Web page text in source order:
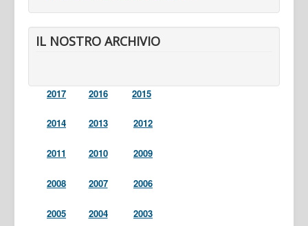
IL NOSTRO ARCHIVIO
2017 2016 2015
2014 2013 2012
2011 2010 2009
2008 2007 2006
2005 2004 2003